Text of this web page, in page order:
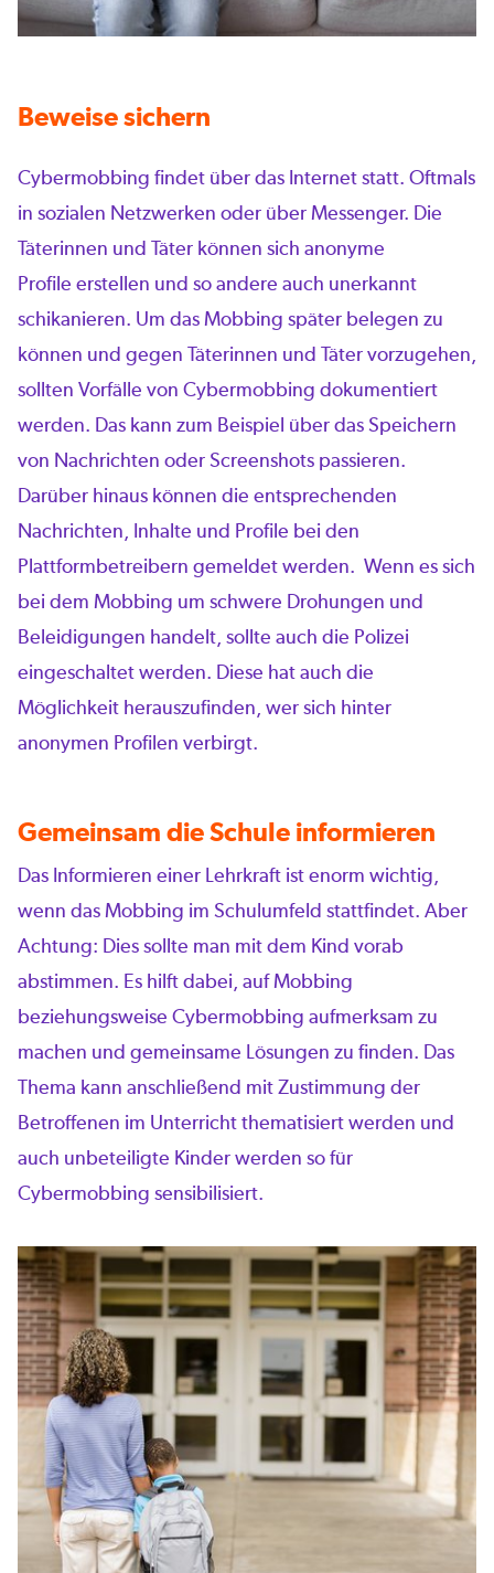
Beweise sichern
Cybermobbing findet über das Internet statt. Oftmals
in sozialen Netzwerken oder über Messenger. Die
Täterinnen und Täter können sich anonyme
Profile erstellen und so andere auch unerkannt
schikanieren. Um das Mobbing später belegen zu
können und gegen Täterinnen und Täter vorzugehen,
sollten Vorfälle von Cybermobbing dokumentiert
werden. Das kann zum Beispiel über das Speichern
von Nachrichten oder Screenshots passieren.
Darüber hinaus können die entsprechenden
Nachrichten, Inhalte und Profile bei den
Plattformbetreibern gemeldet werden. Wenn es sich
bei dem Mobbing um schwere Drohungen und
Beleidigungen handelt, sollte auch die Polizei
eingeschaltet werden. Diese hat auch die
Möglichkeit herauszufinden, wer sich hinter
anonymen Profilen verbirgt.
Gemeinsam die Schule informieren
Das Informieren einer Lehrkraft ist enorm wichtig,
wenn das Mobbing im Schulumfeld stattfindet. Aber
Achtung: Dies sollte man mit dem Kind vorab
abstimmen. Es hilft dabei, auf Mobbing
beziehungsweise Cybermobbing aufmerksam zu
machen und gemeinsame Lösungen zu finden. Das
Thema kann anschließend mit Zustimmung der
Betroffenen im Unterricht thematisiert werden und
auch unbeteiligte Kinder werden so für
Cybermobbing sensibilisiert.